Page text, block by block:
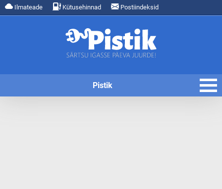
Ilmateade Kütusehinnad Postiindeksid
Pistik